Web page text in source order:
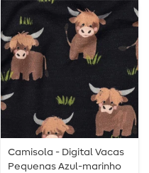
Camisola - Digital Vacas
Pequenas Azul-marinho